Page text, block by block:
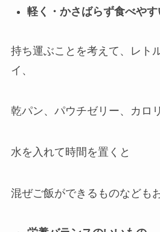
軽く・かさばらず食べや
持ち運ぶことを考えて、レト
イ、
乾パン、パウチゼリー、カロ
水を入れて時間を置くと
混ぜご飯ができるものなども